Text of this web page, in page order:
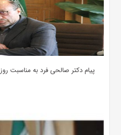
پیام دکتر صالحی فرد به مناسبت